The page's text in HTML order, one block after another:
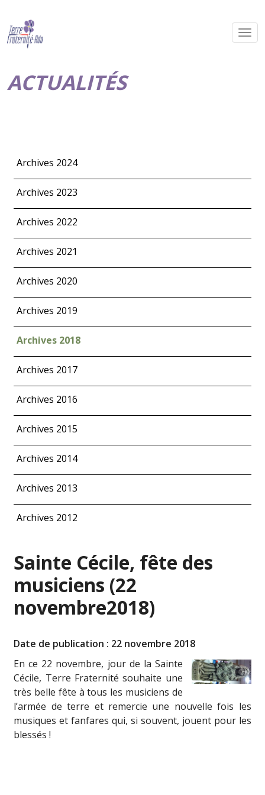
ACTUALITÉS
Archives 2024
Archives 2023
Archives 2022
Archives 2021
Archives 2020
Archives 2019
Archives 2018
Archives 2017
Archives 2016
Archives 2015
Archives 2014
Archives 2013
Archives 2012
Sainte Cécile, fête des
musiciens (22
novembre2018)
Date de publication : 22 novembre 2018
En ce 22 novembre, jour de la Sainte
Cécile, Terre Fraternité souhaite une
très belle fête à tous les musiciens de
l’armée de terre et remercie une nouvelle fois les
musiques et fanfares qui, si souvent, jouent pour les
blessés !